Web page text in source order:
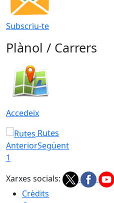
Subscriu-te
Plànol / Carrers
Accedeix
Rutes
AnteriorSegüent
1
Xarxes socials:
Crèdits